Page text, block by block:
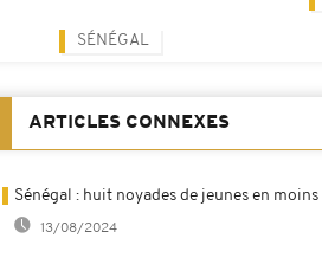
SÉNÉGAL
ARTICLES CONNEXES
Sénégal : huit noyades de jeunes en
13/08/2024